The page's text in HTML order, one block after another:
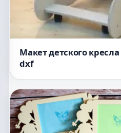
Макет детского
dxf